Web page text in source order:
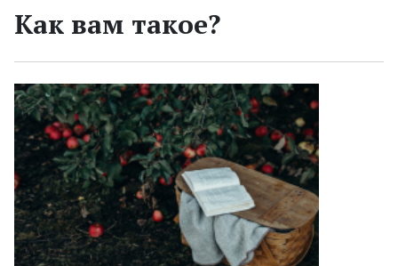
Как вам такое?